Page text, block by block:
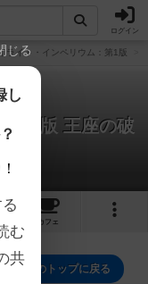
ログイン
ライト・インペリウム：第1版
第3版 王座の破
カフェ
破片のトップに戻る
じる
し
む
共